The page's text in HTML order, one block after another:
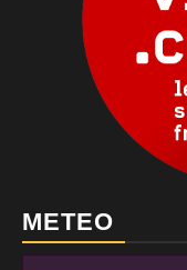
METEO